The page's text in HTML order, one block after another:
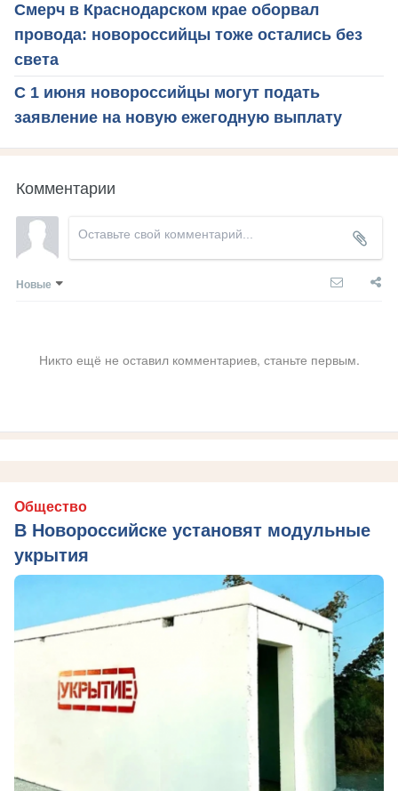
Смерч в Краснодарском крае оборвал
провода: новороссийцы тоже остались без
света
С 1 июня новороссийцы могут подать
заявление на новую ежегодную выплату
Комментарии
Новые
Никто ещё не оставил комментариев, станьте первым.
Общество
В Новороссийске установят модульные
укрытия